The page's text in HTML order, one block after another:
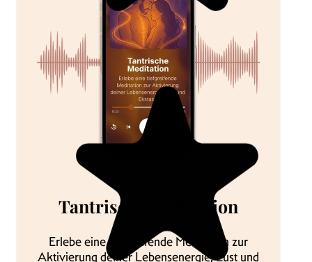
Tantrische Meditation
Erlebe eine tiefgreifende Meditation zur
Aktivierung deiner Lebensenergie, Lust und